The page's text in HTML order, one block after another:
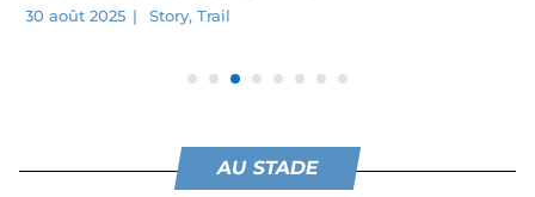
30 août 2025 | Story,Trail
AU STADE